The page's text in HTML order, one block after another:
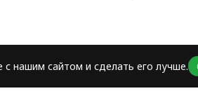
нашим сайтом и сделать его лучше.